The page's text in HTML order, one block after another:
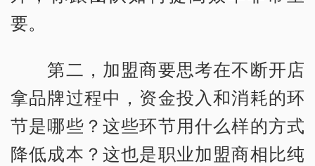
要。
第二，加盟商要思考在不断开店
拿品牌过程中，资金投入和消耗的环
节是哪些？这些环节用什么样的方式
降低成本？这也是职业加盟商相比纯